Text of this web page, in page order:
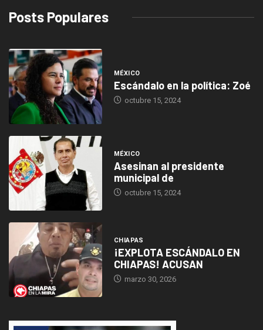
Posts Populares
MÉXICO
Escándalo en la política: Zoé
octubre 15, 2024
MÉXICO
Asesinan al presidente
municipal de
octubre 15, 2024
CHIAPAS
¡EXPLOTA ESCÁNDALO EN
CHIAPAS! ACUSAN
marzo 30, 2026